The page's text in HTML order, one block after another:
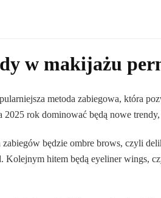
w makijażu
metoda zabiegowa, która
rok dominować będą nowe
zabiegów będzie ombre brows, czyli
Kolejnym hitem będą eyeliner wings,